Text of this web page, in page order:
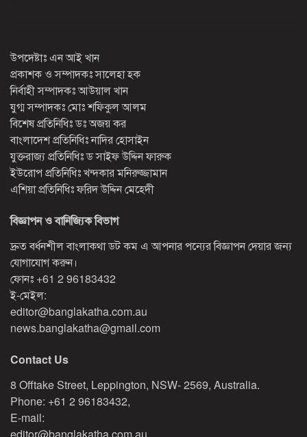
উপদেষ্টাঃ এন আই খান
প্রকাশক ও সম্পাদকঃ সালেহা হক
নির্বাহী সম্পাদকঃ আউয়াল খান
যুগ্ম সম্পাদকঃ মোঃ শফিকুল আলম
বিশেষ প্রতিনিধিঃ ডঃ অজয় কর
বাংলাদেশ প্রতিনিধিঃ নাদির হোসাইন
যুক্তরাজ্য প্রতিনিধিঃ ড সাইফ উদ্দিন ফারুক
ইউরোপ প্রতিনিধিঃ খন্দকার মনিরুজ্জামান
এশিয়া প্রতিনিধিঃ ফরিদ উদ্দিন মেহেদী
বিজ্ঞাপন ও বানিজ্যিক বিভাগ
দ্রুত বর্ধনশীল বাংলাকথা ডট কম এ আপনার পন্যের বিজ্ঞাপন দেয়ার জন্য
যোগাযোগ করুন।
ফোনঃ +61 2 96183432
ই-মেইল:
editor@banglakatha.com.au
news.banglakatha@gmail.com
Contact Us
8 Offtake Street, Leppington, NSW- 2569, Australia.
Phone: +61 2 96183432,
E-mail: